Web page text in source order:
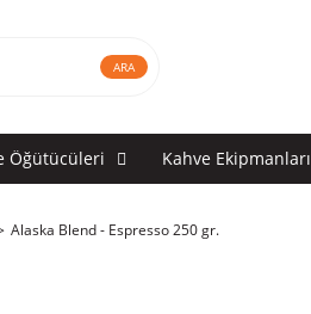
ARA
Öğütücüleri Kahve Ekipmanları
Alaska Blend - Espresso 250 gr.